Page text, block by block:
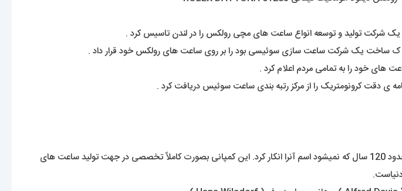
ک ساخت یک شرکت ساعت سازی سوئیسی بود را بر روی ساعت های رولکس خود قرار داد .
های خود را به تمامی مردم اعلام کرد .
عملاً کسی داخل کشور یا دنیا نیست که اسم برند رولکس رو نشنیده باشد. یک برند شناخته شده با قدمتی حدود 120 سال که نمیشود اسم آنرا انکار کرد. این کمپانی بصورت کاملاً تخصصی در جهت تولید ساعت های